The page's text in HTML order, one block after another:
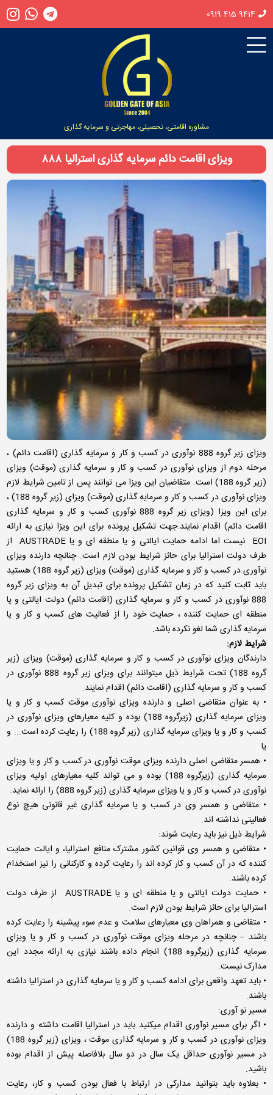
0919 415 9414
مشاوره اقامتی، تحصیلی، مهاجرتی و سرمایه گذاری
ویزای اقامت دائم سرمایه گذاری استرالیا ۸۸۸
ویزای زیر گروه 888 نوآوری در کسب و کار و سرمایه گذاری (اقامت دائم) ،
مرحله دوم از ویزای نوآوری در کسب و کار و سرمایه گذاری (موقت) ویزای
(زیر گروه 188) است. متقاضیان این ویزا می توانند پس از تامین شرایط لازم
ویزای نوآوری در کسب و کار و سرمایه گذاری (موقت) ویزای (زیر گروه 188) ،
برای این ویزا (ویزای زیر گروه 888 نوآوری کسب و کار و سرمایه گذاری
اقامت دائم) اقدام نمایند.جهت تشکیل پرونده برای این ویزا نیازی به ارائه
EOI نیست اما ادامه حمایت ایالتی و یا منطقه ای و یا AUSTRADE از
طرف دولت استرالیا برای حائز شرایط بودن لازم است. چنانچه دارنده ویزای
نوآوری در کسب و کار و سرمایه گذاری (موقت) ویزای (زیر گروه 188) هستید
باید ثابت کنید که در زمان تشکیل پرونده برای تبدیل آن به ویزای زیر گروه
888 نوآوری در کسب و کار و سرمایه گذاری (اقامت دائم) دولت ایالتی و یا
منطقه ای حمایت کننده ، حمایت خود را از فعالیت های کسب و کار و یا
سرمایه گذاری شما لغو نکرده باشد.
شرایط لازم:
دارندگان ویزای نوآوری در کسب و کار و سرمایه گذاری (موقت) ویزای (زیر
گروه 188) تحت شرایط ذیل میتوانند برای ویزای زیر گروه 888 نوآوری در
کسب و کار و سرمایه گذاری (اقامت دائم) اقدام نمایند.
• به عنوان متقاضی اصلی و دارنده ویزای نوآوری موقت کسب و کار و یا
ویزای سرمایه گذاری (زیرگروه 188) بوده و کلیه معیارهای ویزای نوآوری در
کسب و کار و یا ویزای سرمایه گذاری (زیر گروه 188) را رعایت کرده است... و
یا
• همسر متقاضی اصلی دارنده ویزای موقت نوآوری در کسب و کار و یا ویزای
سرمایه گذاری (زیرگروه 188) بوده و می تواند کلیه معیارهای اولیه ویزای
نوآوری در کسب و کار و یا ویزای سرمایه گذاری (زیر گروه 888) را ارائه نماید.
• متقاضی و همسر وی در کسب و یا سرمایه گذاری غیر قانونی هیچ نوع
فعالیتی نداشته اند.
شرایط ذیل نیز باید رعایت شوند:
• متقاضی و همسر وی قوانین کشور مشترک منافع استرالیا، و ایالت حمایت
کننده که در آن کسب و کار کرده اند را رعایت کرده و کارکنانی را نیز استخدام
کرده باشند.
• حمایت دولت ایالتی و یا منطقه ای و یا AUSTRADE از طرف دولت
استرالیا برای حائز شرایط بودن لازم است.
• متقاضی و همراهان وی معیارهای سلامت و عدم سوء پیشینه را رعایت کرده
باشند – چنانچه در مرحله ویزای موقت نوآوری در کسب و کار و یا ویزای
سرمایه گذاری (زیرگروه 188) انجام داده باشند نیازی به ارائه مجدد این
مدارک نیست.
• باید تعهد واقعی برای ادامه کسب و کار و یا سرمایه گذاری در استرالیا داشته
باشند.
مسیر نو آوری:
• اگر برای مسیر نوآوری اقدام میکنید باید در استرالیا اقامت داشته و دارنده
ویزای نوآوری در کسب و کار و سرمایه گذاری موقت ، ویزای (زیر گروه 188)
در مسیر نوآوری حداقل یک سال در دو سال بلافاصله پیش از اقدام بوده
باشید.
• بعلاوه باید بتوانید مدارکی در ارتباط با فعال بودن کسب و کار، رعایت